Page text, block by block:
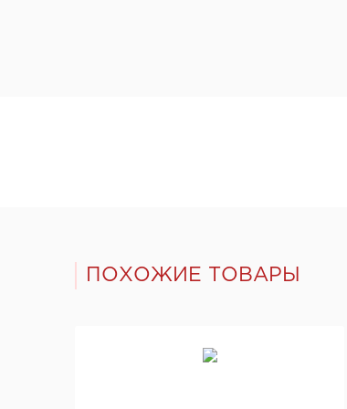
Поставы
"Максмид", Беларусь, г. Могилев
Компания "OPEN TECK", Украина
ПОХОЖИЕ ТОВАРЫ